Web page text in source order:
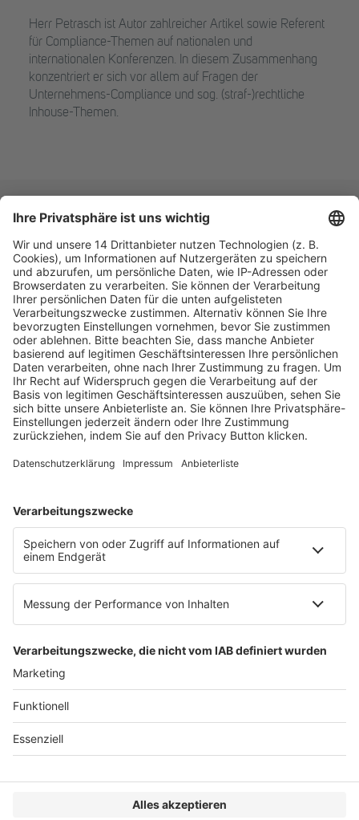
Herr Petrasch ist Autor zahlreicher Artikel sowie Referent
für Compliance-Themen auf nationalen und
internationalen Konferenzen. In diesem Zusammenhang
konzentriert er sich vor allem auf Fragen der
Unternehmens-Compliance und sog. (straf-)rechtliche
Inhouse-Themen.
Fachmedien Recht und Wirtschaft
Ein Fachbereich der
dfv Mediengruppe
Mainzer Landstr. 251
60326 Frankfurt am Main
E-Mail:info@ruw.de
Web:https://www.ruw.de
AGB
Datenschutzerklärung
Genderhinweis
Cookie-Einstellungen